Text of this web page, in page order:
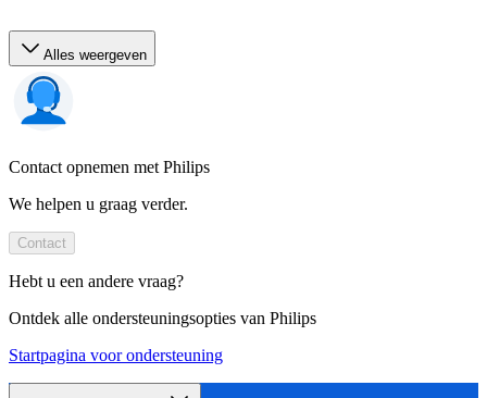
Alles weergeven
Contact opnemen met Philips
We helpen u graag verder.
Contact
Hebt u een andere vraag?
Ontdek alle ondersteuningsopties van Philips
Startpagina voor ondersteuning